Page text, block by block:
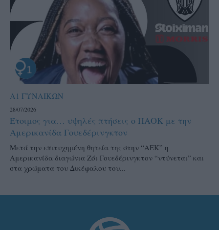
Α1 ΓΥΝΑΙΚΩΝ
28/07/2026
Έτοιμος για… υψηλές πτήσεις ο ΠΑΟΚ με την
Αμερικανίδα Γουεδέρινγκτον
Μετά την επιτυχημένη θητεία της στην “ΑΕΚ” η
Αμερικανίδα διαγώνια Ζόι Γουεδέρινγκτον “ντύνεται” και
στα χρώματα του Δικέφαλου του...